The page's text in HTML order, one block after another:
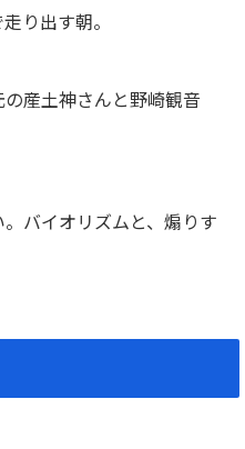
り出す朝。
産土神さんと野崎観音
バイオリズムと、煽りす